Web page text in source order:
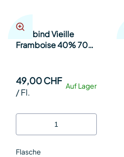
Fassbind Vieille
Framboise 40% 70cl
Auf Lager
49,00 CHF
/Fl.
Flasche